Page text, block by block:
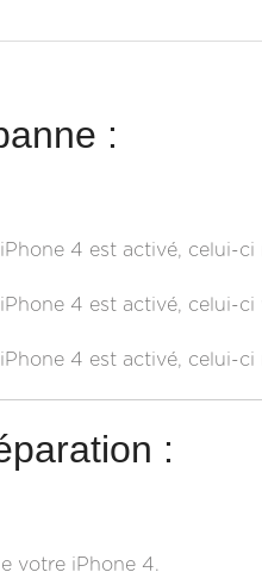
:
4 est activé, celui-
4 est activé, celui-
4 est activé, celui-ci
:
votre iPhone 4.